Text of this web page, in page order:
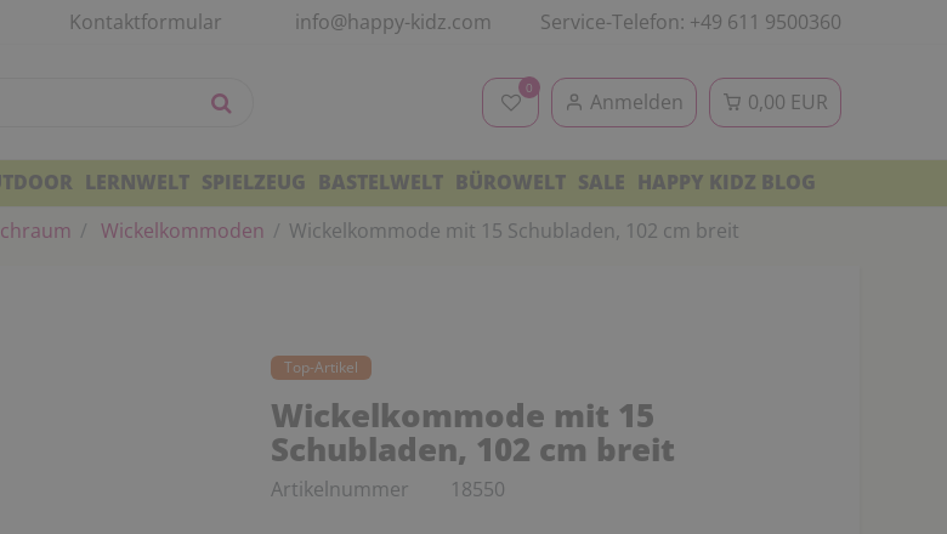
Kontaktformular info@happy-kidz.com Service-Telefon: +49 611 9500360
0
Anmelden 0,00 EUR
LERNWELT SPIELZEUG BASTELWELT BÜROWELT SALE HAPPY KIDZ BLOG
Wickelkommoden Wickelkommode mit 15 Schubladen, 102 cm breit
Top-Artikel
Wickelkommode mit 15
Schubladen, 102 cm breit
Artikelnummer 18550